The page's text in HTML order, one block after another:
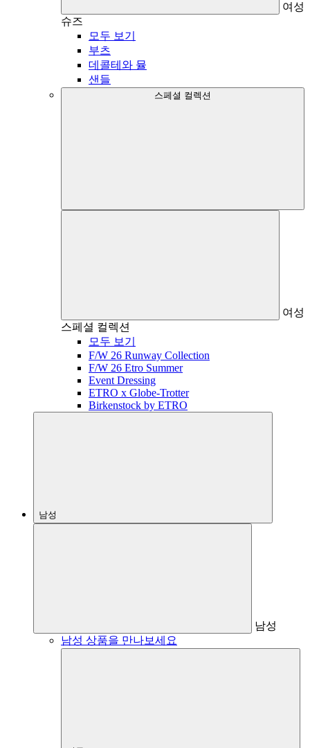
여성
슈즈
모두 보기
부츠
데콜테와 뮬
샌들
스페셜 컬렉션
여성
스페셜 컬렉션
모두 보기
F/W 26 Runway Collection
F/W 26 Etro Summer
Event Dressing
ETRO x Globe-Trotter
Birkenstock by ETRO
남성
남성
남성 상품을 만나보세요